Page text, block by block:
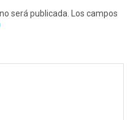
será publicada. Los campos